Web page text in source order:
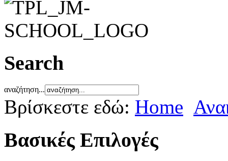
Search
αναζήτηση...
Βρίσκεστε εδώ: Home
Βασικές Επιλογές